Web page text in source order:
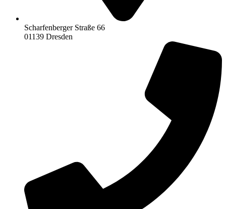
Scharfenberger Straße 66
01139 Dresden